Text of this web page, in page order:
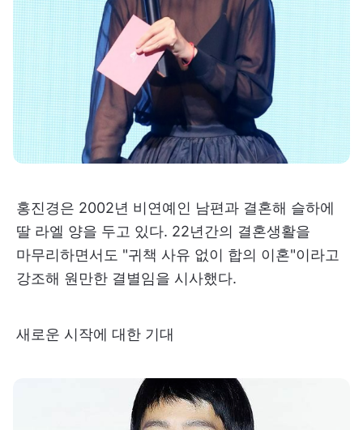
홍진경은 2002년 비연예인 남편과 결혼해 슬하에
딸 라엘 양을 두고 있다. 22년간의 결혼생활을
마무리하면서도 "귀책 사유 없이 합의 이혼"이라고
강조해 원만한 결별임을 시사했다.
새로운 시작에 대한 기대